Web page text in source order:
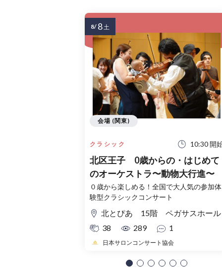
クラシック 10:30 開
北区王子 0歳からの・はじめて
のオーケストラ〜動物大行進〜
０歳から楽しめる！全国で大人気の参加体
験型クラシックコンサート
北とぴあ 15階 ペガサスホール
38
289 1
日本サロンコンサート協会
会場 (関東)
8/ 8土